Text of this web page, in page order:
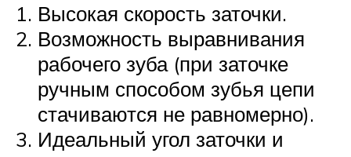
Высокая скорость заточки.
Возможность выравнивания
рабочего зуба (при заточке
ручным способом зубья цепи
стачиваются не равномерно).
Идеальный угол заточки и